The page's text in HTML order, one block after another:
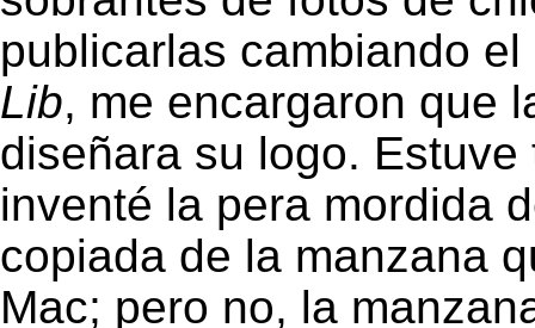
publicarlas cambiando
Lib, me encargaron que
diseñara su logo.
inventé la pera mordida
copiada de la manzana
Mac; pero no, la